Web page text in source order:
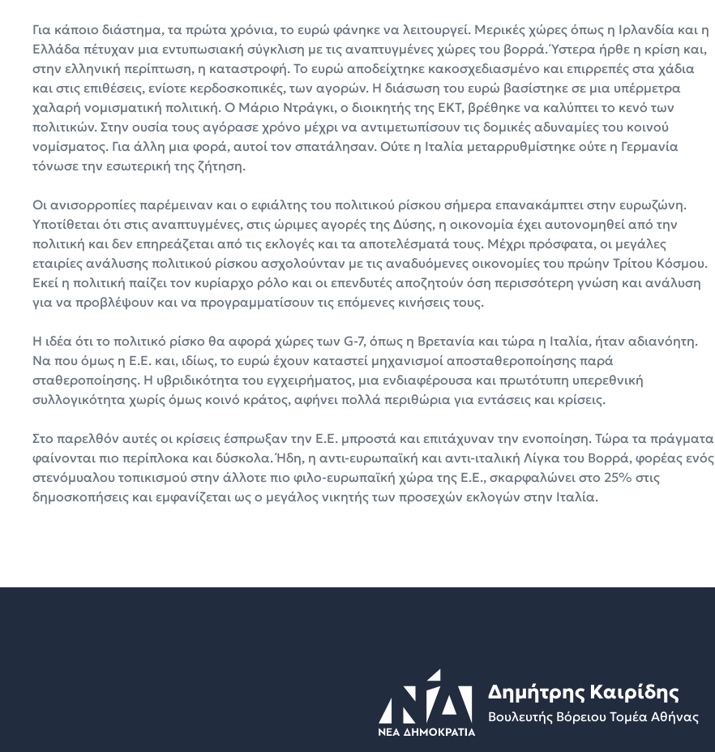
Για κάποιο διάστημα, τα πρώτα χρόνια, το ευρώ φάνηκε να λειτουργεί. Μερικές χώρες όπως η Ιρλανδία και η
Ελλάδα πέτυχαν μια εντυπωσιακή σύγκλιση με τις αναπτυγμένες χώρες του βορρά. Ύστερα ήρθε η κρίση και,
στην ελληνική περίπτωση, η καταστροφή. Το ευρώ αποδείχτηκε κακοσχεδιασμένο και επιρρεπές στα χάδια
και στις επιθέσεις, ενίοτε κερδοσκοπικές, των αγορών. Η διάσωση του ευρώ βασίστηκε σε μια υπέρμετρα
χαλαρή νομισματική πολιτική. Ο Μάριο Ντράγκι, ο διοικητής της ΕΚΤ, βρέθηκε να καλύπτει το κενό των
πολιτικών. Στην ουσία τους αγόρασε χρόνο μέχρι να αντιμετωπίσουν τις δομικές αδυναμίες του κοινού
νομίσματος. Για άλλη μια φορά, αυτοί τον σπατάλησαν. Ούτε η Ιταλία μεταρρυθμίστηκε ούτε η Γερμανία
τόνωσε την εσωτερική της ζήτηση.
Οι ανισορροπίες παρέμειναν και ο εφιάλτης του πολιτικού ρίσκου σήμερα επανακάμπτει στην ευρωζώνη.
Υποτίθεται ότι στις αναπτυγμένες, στις ώριμες αγορές της Δύσης, η οικονομία έχει αυτονομηθεί από την
πολιτική και δεν επηρεάζεται από τις εκλογές και τα αποτελέσματά τους. Μέχρι πρόσφατα, οι μεγάλες
εταιρίες ανάλυσης πολιτικού ρίσκου ασχολούνταν με τις αναδυόμενες οικονομίες του πρώην Τρίτου Κόσμου.
Εκεί η πολιτική παίζει τον κυρίαρχο ρόλο και οι επενδυτές αποζητούν όση περισσότερη γνώση και ανάλυση
για να προβλέψουν και να προγραμματίσουν τις επόμενες κινήσεις τους.
Η ιδέα ότι το πολιτικό ρίσκο θα αφορά χώρες των G-7, όπως η Βρετανία και τώρα η Ιταλία, ήταν αδιανόητη.
Να που όμως η Ε.Ε. και, ιδίως, το ευρώ έχουν καταστεί μηχανισμοί αποσταθεροποίησης παρά
σταθεροποίησης. Η υβριδικότητα του εγχειρήματος, μια ενδιαφέρουσα και πρωτότυπη υπερεθνική
συλλογικότητα χωρίς όμως κοινό κράτος, αφήνει πολλά περιθώρια για εντάσεις και κρίσεις.
Στο παρελθόν αυτές οι κρίσεις έσπρωξαν την Ε.Ε. μπροστά και επιτάχυναν την ενοποίηση. Τώρα τα πράγματα
φαίνονται πιο περίπλοκα και δύσκολα. Ήδη, η αντι-ευρωπαϊκή και αντι-ιταλική Λίγκα του Βορρά, φορέας ενός
στενόμυαλου τοπικισμού στην άλλοτε πιο φιλο-ευρωπαϊκή χώρα της Ε.Ε., σκαρφαλώνει στο 25% στις
δημοσκοπήσεις και εμφανίζεται ως ο μεγάλος νικητής των προσεχών εκλογών στην Ιταλία.
Δημήτρης Καιρίδης
Βουλευτής Βόρειου Τομέα Αθήνας